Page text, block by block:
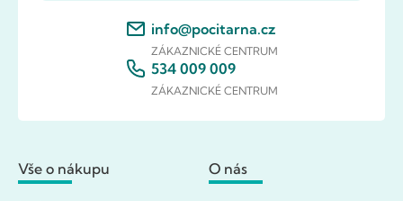
info@pocitarna.cz
ZÁKAZNICKÉ CENTRUM
534 009 009
ZÁKAZNICKÉ CENTRUM
Vše o nákupu O nás